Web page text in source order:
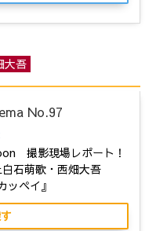
大吾
No.97
撮影現場レポート！
石萌歌・西畑大吾
ッペイ』